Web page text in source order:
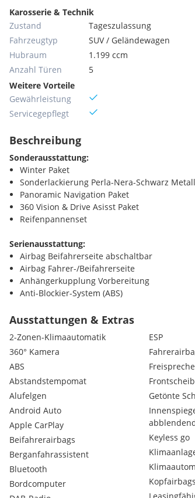
Karosserie & Technik
Zustand
Tageszulassung
Fahrzeugtyp
SUV / Geländewagen
Hubraum
1.199 ccm
Anzahl Türen
5
Weitere Vorteile
Gewährleistung
Servicegepflegt
Beschreibung
Sonderausstattung:
Winter Paket
Sonderlackierung Perla-Nera-Schwarz
Panoramic Navigation Paket
360 Vision & Drive Asisst Paket
Reifenpannenset
Serienausstattung:
Airbag Beifahrerseite abschaltbar
Airbag Fahrer-/Beifahrerseite
Anhängerkupplung Vorbereitung
Anti-Blockier-System (ABS)
Antriebsart: Frontantrieb
Autom. Begleitfunktion der Beleuchtung
Außenspiegel elektr. anklappbar
Außenspiegel elektr. verstell- und heizbar,
Außenspiegel mit Umfeldleuchte
Außenspiegel und Spiegelfuss in Perla-
Dachhimmel schwarz
Einparkhilfe hinten
Einschaltautomatik für Fahrlicht
Elektr. Bremskraftverteilung
Elektron. Stabilitäts-Programm (ESP, Bosch)
Fahrassistenz-System: Aktiver Notbrems-
Fahrassistenz-System: aktiver Spurassistent
Fahrassistenz-System: Berganfahrhilfe
Fahrassistenz-System: Kollisionswarnsystem
Ausstattungen & Extras
2-Zonen-Klimaautomatik
360° Kamera
ABS
Abstandstempomat
Alufelgen
Android Auto
Apple CarPlay
Beifahrerairbags
Berganfahrassistent
Bluetooth
Bordcomputer
ESP
Getönte
Keyless go
Kopfairbags